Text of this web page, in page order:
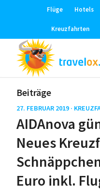
Flüge Hotels
Kreuzfahrten
Beiträge
27. FEBRUAR 2019 ·
AIDAnova
Neues
Euro inkl.